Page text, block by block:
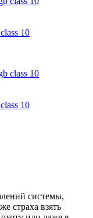
10
10
системы,
страха взять